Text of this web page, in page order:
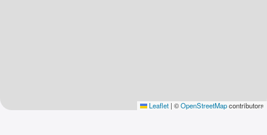
Leaflet | ©OpenStreetMapcontributors